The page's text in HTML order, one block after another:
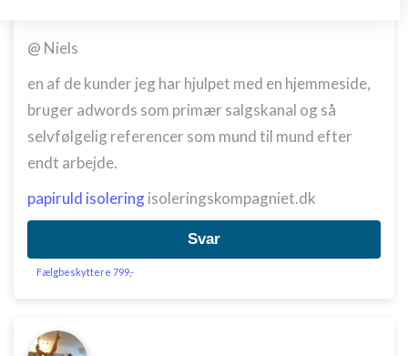
@ Niels
en af de kunder jeg har hjulpet med en hjemmeside,
bruger adwords som primær salgskanal og så
selvfølgelig referencer som mund til mund efter
endt arbejde.
papiruld isoleringisoleringskompagniet.dk
Svar
Fælgbeskyttere 799,-
annoncering
Bruge profiler til at vælge tilpasset
Måle indholdseffektivitet